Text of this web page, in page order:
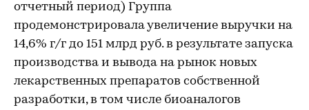
отчетный период) Группа
продемонстрировала увеличение выручки на
14,6% г/г до 151 млрд руб. в результате запуска
производства и вывода на рынок новых
лекарственных препаратов собственной
разработки, в том числе биоаналогов